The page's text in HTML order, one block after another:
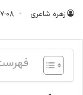
زهره شاعری 08